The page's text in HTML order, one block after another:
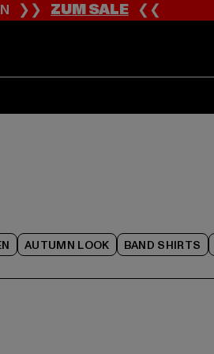
❯❯ZUM SALE❮❮
AUTUMN LOOK BAND SHIRTS